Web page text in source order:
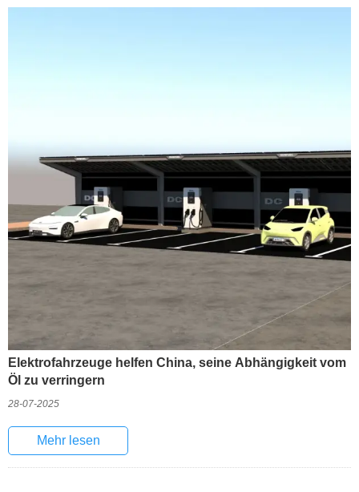
Elektrofahrzeuge helfen China, seine Abhängigkeit vom
Öl zu verringern
28-07-2025
Mehr lesen